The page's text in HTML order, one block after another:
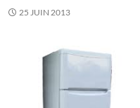
25 JUIN 2013